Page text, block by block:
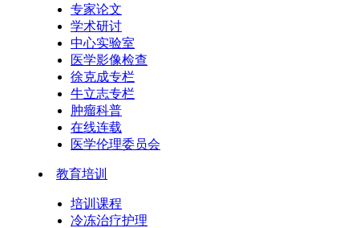
专家论文
学术研讨
中心实验室
医学影像检查
徐克成专栏
牛立志专栏
肿瘤科普
在线连载
医学伦理委员会
教育培训
培训课程
冷冻治疗护理